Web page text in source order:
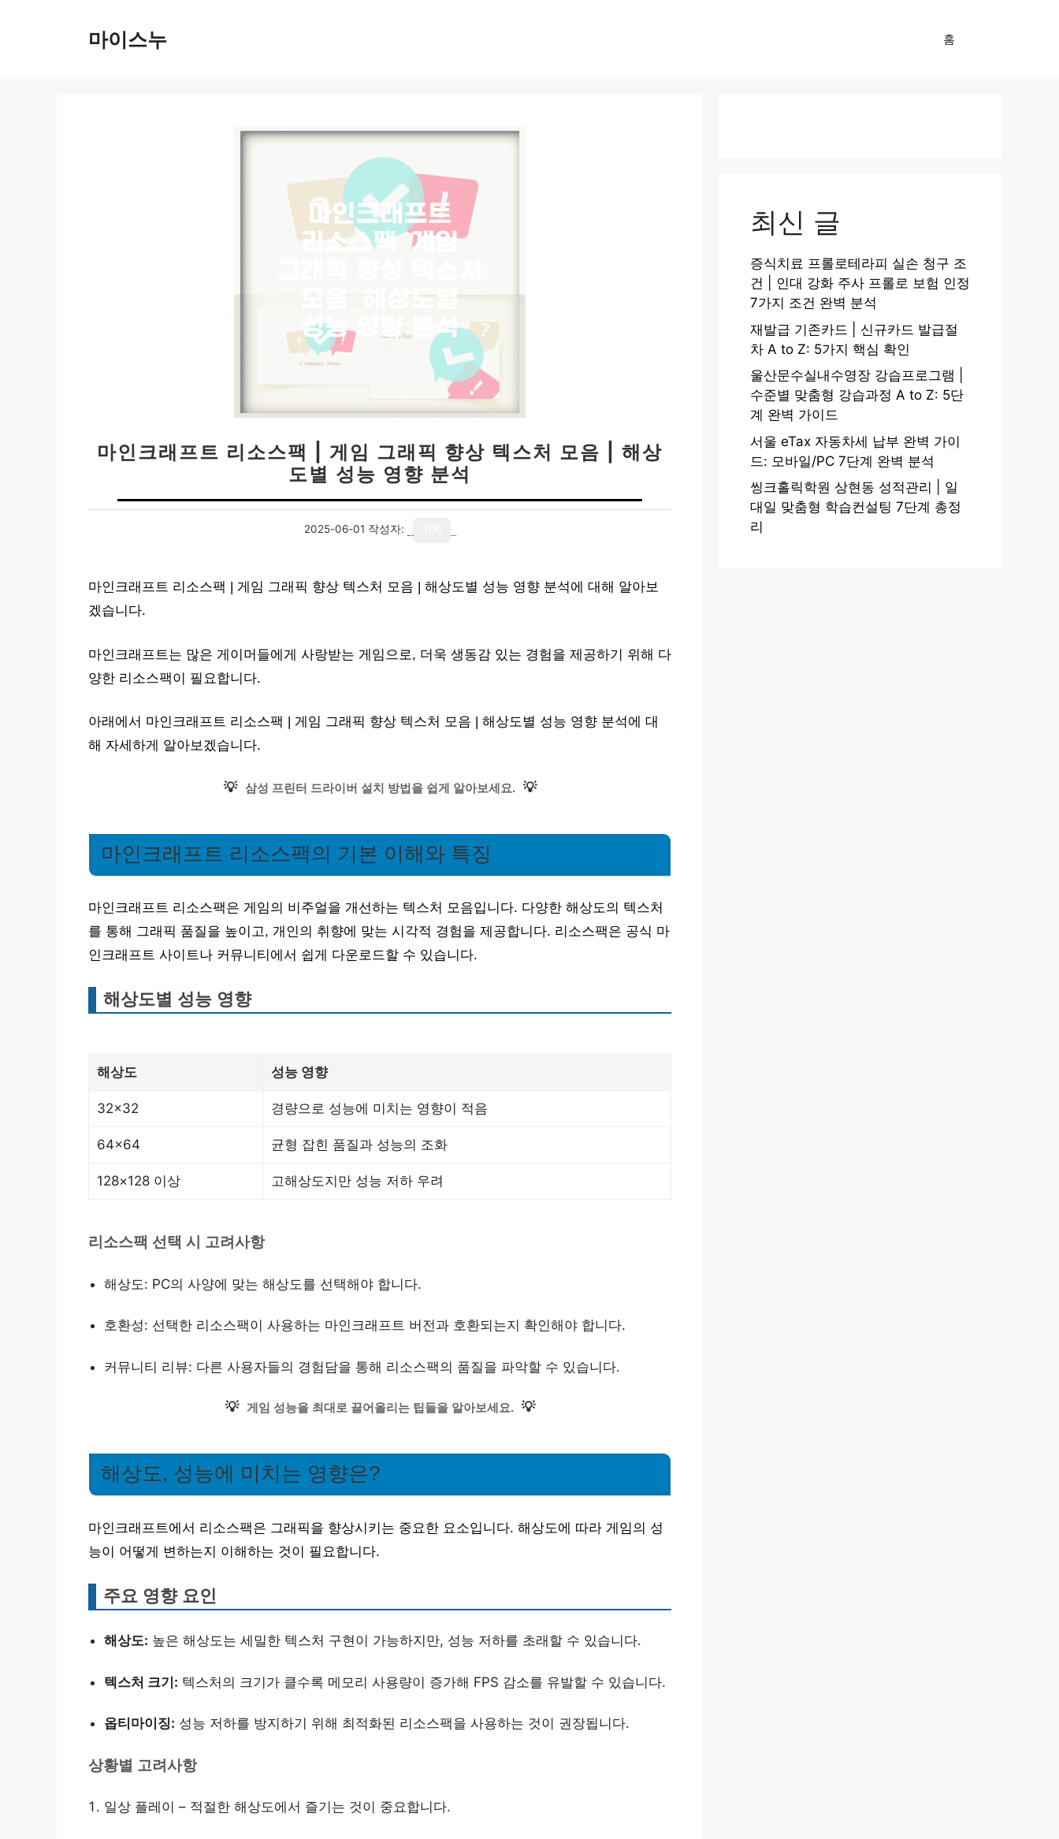
마이스누 홈
마인크래프트 리소스팩 | 게임 그래픽 향상 텍스처 모음 | 해상
도별 성능 영향 분석
2025-06-01 작성자:
마인크래프트 리소스팩 | 게임 그래픽 향상 텍스처 모음 | 해상도별 성능 영향 분석에 대해 알아보
겠습니다.
마인크래프트는 많은 게이머들에게 사랑받는 게임으로, 더욱 생동감 있는 경험을 제공하기 위해 다
양한 리소스팩이 필요합니다.
아래에서 마인크래프트 리소스팩 | 게임 그래픽 향상 텍스처 모음 | 해상도별 성능 영향 분석에 대
해 자세하게 알아보겠습니다.
💡 삼성 프린터 드라이버 설치 방법을 쉽게 알아보세요. 💡
마인크래프트 리소스팩의 기본 이해와 특징
마인크래프트 리소스팩은 게임의 비주얼을 개선하는 텍스처 모음입니다. 다양한 해상도의 텍스처
를 통해 그래픽 품질을 높이고, 개인의 취향에 맞는 시각적 경험을 제공합니다. 리소스팩은 공식 마
인크래프트 사이트나 커뮤니티에서 쉽게 다운로드할 수 있습니다.
해상도별 성능 영향
해상도 성능 영향
32×32 경량으로 성능에 미치는 영향이 적음
64×64 균형 잡힌 품질과 성능의 조화
128×128 이상 고해상도지만 성능 저하 우려
리소스팩 선택 시 고려사항
해상도: PC의 사양에 맞는 해상도를 선택해야 합니다.
호환성: 선택한 리소스팩이 사용하는 마인크래프트 버전과 호환되는지 확인해야 합니다.
커뮤니티 리뷰: 다른 사용자들의 경험담을 통해 리소스팩의 품질을 파악할 수 있습니다.
💡 게임 성능을 최대로 끌어올리는 팁들을 알아보세요. 💡
해상도, 성능에 미치는 영향은?
마인크래프트에서 리소스팩은 그래픽을 향상시키는 중요한 요소입니다. 해상도에 따라 게임의 성
능이 어떻게 변하는지 이해하는 것이 필요합니다.
주요 영향 요인
해상도: 높은 해상도는 세밀한 텍스처 구현이 가능하지만, 성능 저하를 초래할 수 있습니다.
텍스처 크기: 텍스처의 크기가 클수록 메모리 사용량이 증가해 FPS 감소를 유발할 수 있습니다.
옵티마이징: 성능 저하를 방지하기 위해 최적화된 리소스팩을 사용하는 것이 권장됩니다.
상황별 고려사항
일상 플레이 – 적절한 해상도에서 즐기는 것이 중요합니다.
최신 글
증식치료 프롤로테라피 실손 청구 조
건 | 인대 강화 주사 프롤로 보험 인정
7가지 조건 완벽 분석
재발급 기존카드 | 신규카드 발급절
차 A to Z: 5가지 핵심 확인
울산문수실내수영장 강습프로그램 |
수준별 맞춤형 강습과정 A to Z: 5단
계 완벽 가이드
서울 eTax 자동차세 납부 완벽 가이
드: 모바일/PC 7단계 완벽 분석
씽크홀릭학원 상현동 성적관리 | 일
대일 맞춤형 학습컨설팅 7단계 총정
리